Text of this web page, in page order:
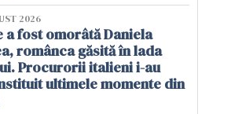
2026
a fost omorâtă Daniela
românca găsită în lada
Procurorii italieni i-au
ultimele momente din